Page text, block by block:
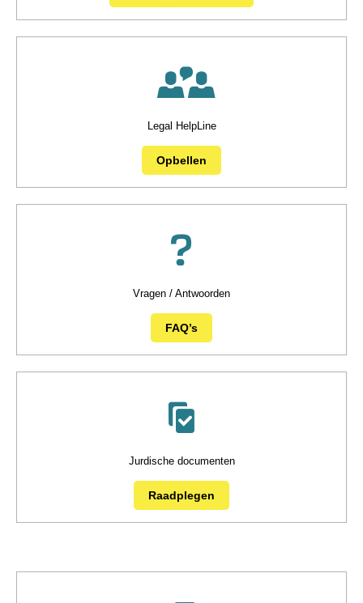
Legal HelpLine
Opbellen
Vragen / Antwoorden
FAQ’s
Jurdische documenten
Raadplegen